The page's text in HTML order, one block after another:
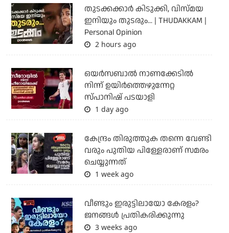
തുടക്കക്കാര്‍ കിടുക്കി, വിസ്മയ
ഇനിയും തുടരും... | THUDAKKAM |
Personal Opinion
2 hours ago
ഒയര്‍സബാൽ നാണക്കേടിൽ
നിന്ന് ഉയിർത്തെഴുന്നേറ്റ
സ്പാനിഷ് പടയാളി
1 day ago
കേന്ദ്രം തിരുത്തുക തന്നെ വേണ്ടി
വരും പുതിയ പിള്ളേരാണ് സമരം
ചെയ്യുന്നത്
1 week ago
വീണ്ടും ഇരുട്ടിലായോ കേരളം?
ജനങ്ങൾ പ്രതികരിക്കുന്നു
3 weeks ago